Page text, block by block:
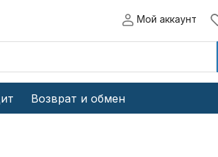
Мой аккаунт
Возврат и обмен